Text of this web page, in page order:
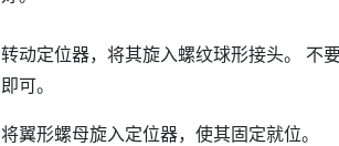
转动定位器，将其旋入螺纹球形接头。 不
即可。
将翼形螺母旋入定位器，使其固定就位。